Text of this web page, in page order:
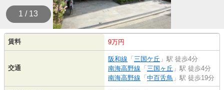
1 / 13
賃料 9万円
交通
阪和線 「 三国ケ丘 」駅 徒歩4分
南海高野線 「 三国ヶ丘 」駅 徒歩4分
南海高野線 「 中百舌鳥 」駅 徒歩19分